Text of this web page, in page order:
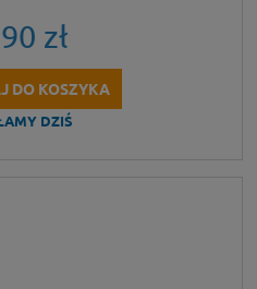
zł
DO KOSZYKA
DZIŚ